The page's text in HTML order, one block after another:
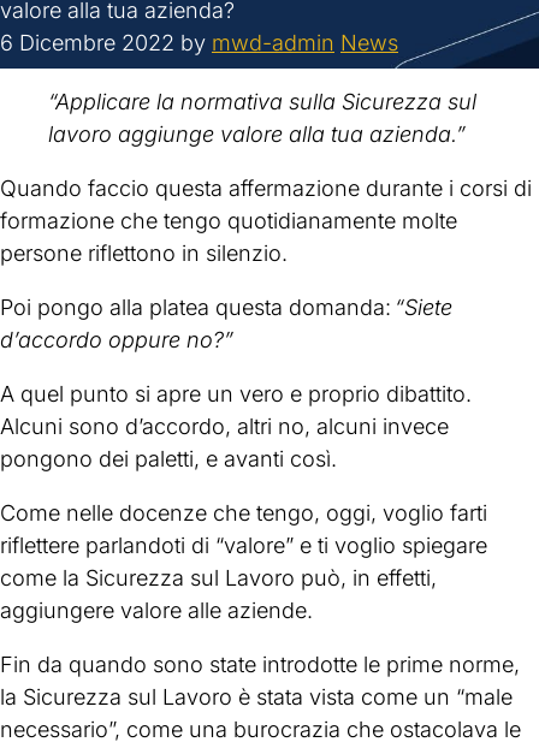
valore alla tua azienda?
6 Dicembre 2022 by mwd-admin News
“Applicare la normativa sulla Sicurezza sul
lavoro aggiunge valore alla tua azienda.”
Quando faccio questa affermazione durante i corsi di
formazione che tengo quotidianamente molte
persone riflettono in silenzio.
Poi pongo alla platea questa domanda: “Siete
d’accordo oppure no?”
A quel punto si apre un vero e proprio dibattito.
Alcuni sono d’accordo, altri no, alcuni invece
pongono dei paletti, e avanti così.
Come nelle docenze che tengo, oggi, voglio farti
riflettere parlandoti di “valore” e ti voglio spiegare
come la Sicurezza sul Lavoro può, in effetti,
aggiungere valore alle aziende.
Fin da quando sono state introdotte le prime norme,
la Sicurezza sul Lavoro è stata vista come un “male
necessario”, come una burocrazia che ostacolava le